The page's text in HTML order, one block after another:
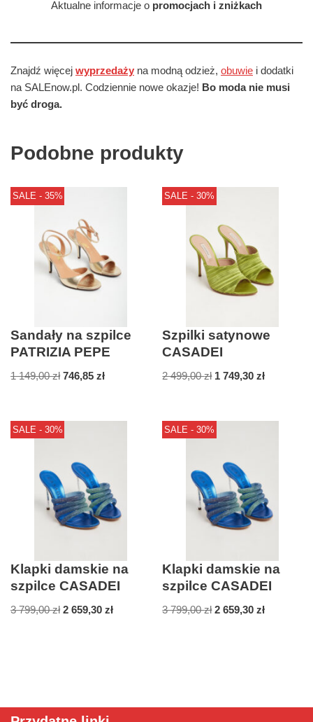
Aktualne informacje o promocjach i zniżkach
Znajdź więcej wyprzedaży na modną odzież, obuwie i dodatki
na SALEnow.pl. Codziennie nowe okazje! Bo moda nie musi
być droga.
Podobne produkty
SALE - 35%
Sandały na szpilce
PATRIZIA PEPE
1 149,00zł 746,85 zł
SALE - 30%
Szpilki satynowe
CASADEI
2 499,00zł 1 749,30zł
SALE - 30%
Klapki damskie na
szpilce CASADEI
3 799,00zł 2 659,30 zł
SALE - 30%
Klapki damskie na
szpilce CASADEI
3 799,00zł 2 659,30zł